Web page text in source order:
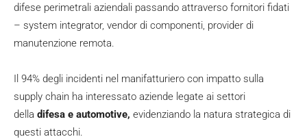
difese perimetrali aziendali passando attraverso fornitori fidati
– system integrator, vendor di componenti, provider di
manutenzione remota.
Il 94% degli incidenti nel manifatturiero con impatto sulla
supply chain ha interessato aziende legate ai settori
della difesa e automotive, evidenziando la natura strategica di
questi attacchi.